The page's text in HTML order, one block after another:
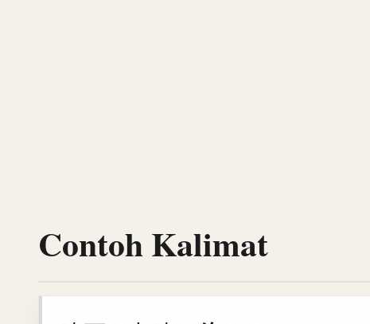
Contoh Kalimat